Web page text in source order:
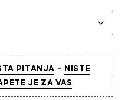
PITANJA - NISTE
JE ZA VAS